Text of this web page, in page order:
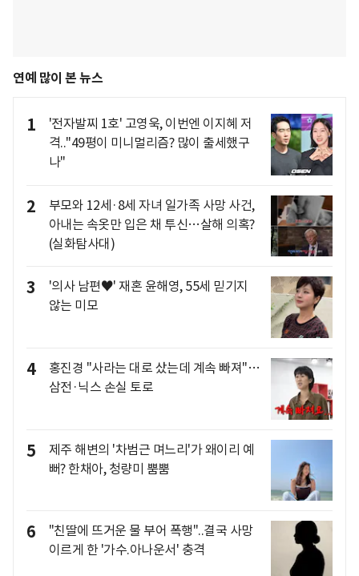
연예 많이 본 뉴스
1
'전자발찌 1호' 고영욱, 이번엔 이지혜 저
격.."49평이 미니멀리즘? 많이 출세했구
나"
2
부모와 12세·8세 자녀 일가족 사망 사건,
아내는 속옷만 입은 채 투신…살해 의혹?
(실화탐사대)
3
'의사 남편♥' 재혼 윤해영, 55세 믿기지
않는 미모
4
홍진경 "사라는 대로 샀는데 계속 빠져"…
삼전·닉스 손실 토로
5
제주 해변의 '차범근 며느리'가 왜이리 예
뻐? 한채아, 청량미 뿜뿜
6
"친딸에 뜨거운 물 부어 폭행"..결국 사망
이르게 한 '가수.아나운서' 충격